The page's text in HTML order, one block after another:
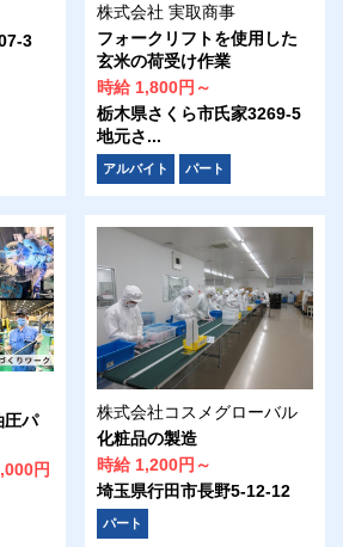
3
株式会社 実取商事
フォークリフトを使用した
玄米の荷受け作業
時給 1,800円～
栃木県さくら市氏家3269-5
地元さ...
アルバイト パート
圧パ
円
株式会社コスメグローバル
化粧品の製造
時給 1,200円～
埼玉県行田市長野5-12-12
パート